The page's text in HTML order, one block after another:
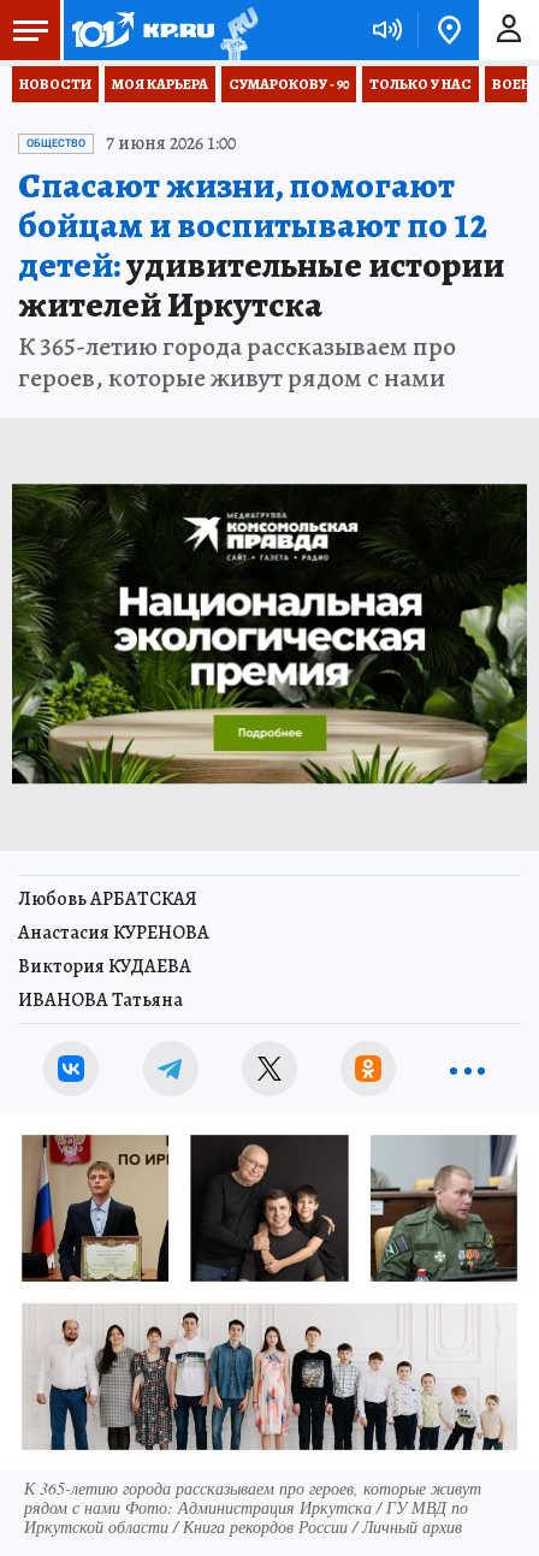
НОВОСТИ МОЯ КАРЬЕРА СУМАРОКОВУ - 90 ТОЛЬКО У НАС
ОБЩЕСТВО 7 июня 2026 1:00
Спасают жизни, помогают
бойцам и воспитывают по 12
детей:удивительные истории
жителей Иркутска
К 365-летию города рассказываем про
героев, которые живут рядом с нами
Любовь АРБАТСКАЯ
Анастасия КУРЕНОВА
Виктория КУДАЕВА
ИВАНОВА Татьяна
К 365-летию города рассказываем про героев, которые живут
рядом с нами Фото: Администрация Иркутска / ГУ МВД по
Иркутской области / Книга рекордов России / Личный архив